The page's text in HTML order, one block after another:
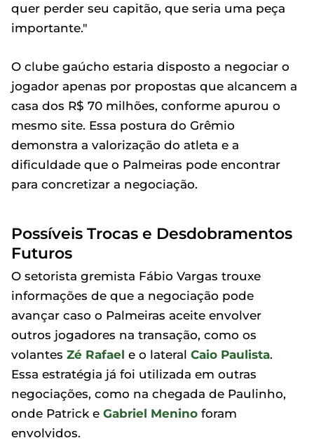
quer perder seu capitão, que seria uma peça
importante."
O clube gaúcho estaria disposto a negociar o
jogador apenas por propostas que alcancem a
casa dos R$ 70 milhões, conforme apurou o
mesmo site. Essa postura do Grêmio
demonstra a valorização do atleta e a
dificuldade que o Palmeiras pode encontrar
para concretizar a negociação.
Possíveis Trocas e Desdobramentos
Futuros
O setorista gremista Fábio Vargas trouxe
informações de que a negociação pode
avançar caso o Palmeiras aceite envolver
outros jogadores na transação, como os
volantes Zé Rafael e o lateral Caio Paulista.
Essa estratégia já foi utilizada em outras
negociações, como na chegada de Paulinho,
onde Patrick e Gabriel Menino foram
envolvidos.